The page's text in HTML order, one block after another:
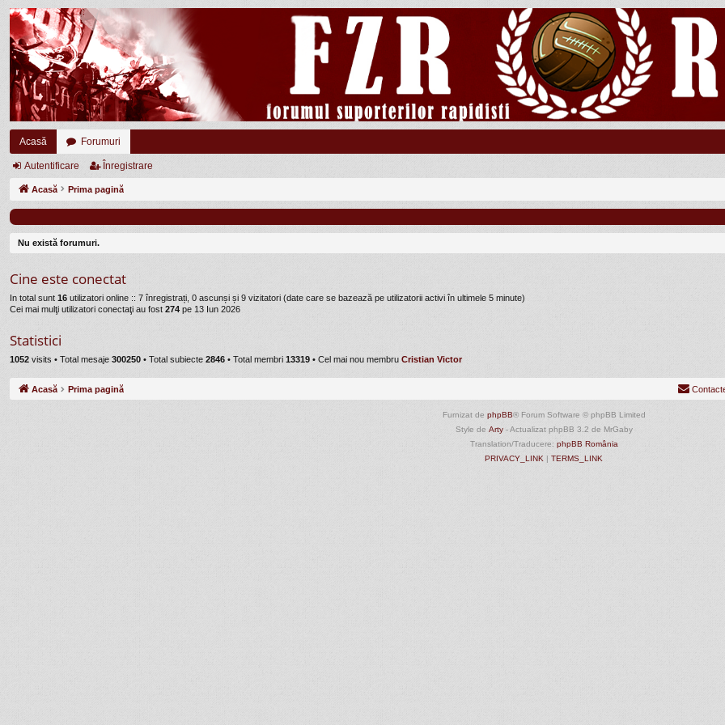
Acasă Forumuri
Autentificare Înregistrare
Acasă Prima pagină
Nu există forumuri.
Cine este conectat
In total sunt 16 utilizatori online :: 7 înregistrați, 0 ascunși și 9 vizitatori (date care se bazează pe utilizatorii activi în ultimele 5 minute)
Cei mai mulţi utilizatori conectaţi au fost 274 pe 13 Iun 2026
Statistici
1052 visits • Total mesaje 300250 • Total subiecte 2846 • Total membri 13319 • Cel mai nou membru Cristian Victor
Acasă Prima pagină
Furnizat de phpBB® Forum Software © phpBB Limited
Style de Arty- Actualizat phpBB 3.2 de MrGaby
Translation/Traducere: phpBB România
PRIVACY_LINK | TERMS_LINK